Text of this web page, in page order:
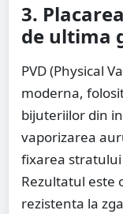
3.
de ultima
PVD (Physical
moderna,
bijuteriilor din
vaporizarea
fixarea
Rezultatul este
rezistenta la